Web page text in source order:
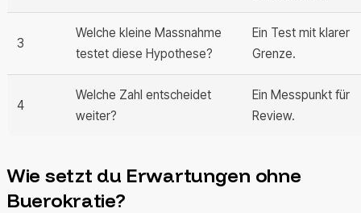
3
Welche kleine Massnahme
testet diese Hypothese?
Ein Test mit klarer
Grenze.
4
Welche Zahl entscheidet
weiter?
Ein Messpunkt für
Review.
Wie setzt du Erwartungen ohne
Buerokratie?